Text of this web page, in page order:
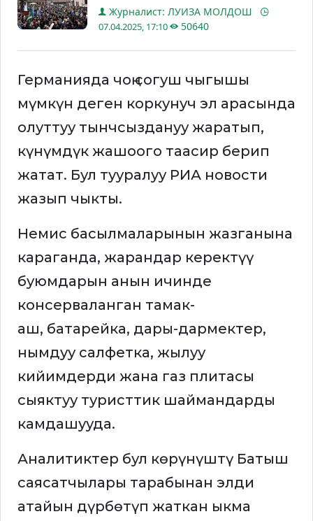
Журналист: ЛУИЗА МОЛДОШ
07.04.2025, 17:10 50640
Германияда чоң согуш чыгышы
мүмкүн деген коркунуч эл арасында
олуттуу тынчсыздануу жаратып,
күнүмдүк жашоого таасир берип
жатат. Бул тууралуу РИА новости
жазып чыкты.
Немис басылмаларынын жазганына
караганда, жарандар керектүү
буюмдарын анын ичинде
консерваланган тамак-
аш, батарейка, дары-дармектер,
нымдуу салфетка, жылуу
кийимдерди жана газ плитасы
сыяктуу туристтик шаймандарды
камдашууда.
Аналитиктер бул көрүнүштү Батыш
саясатчылары тарабынан элди
атайын дүрбөтүп жаткан ыкма